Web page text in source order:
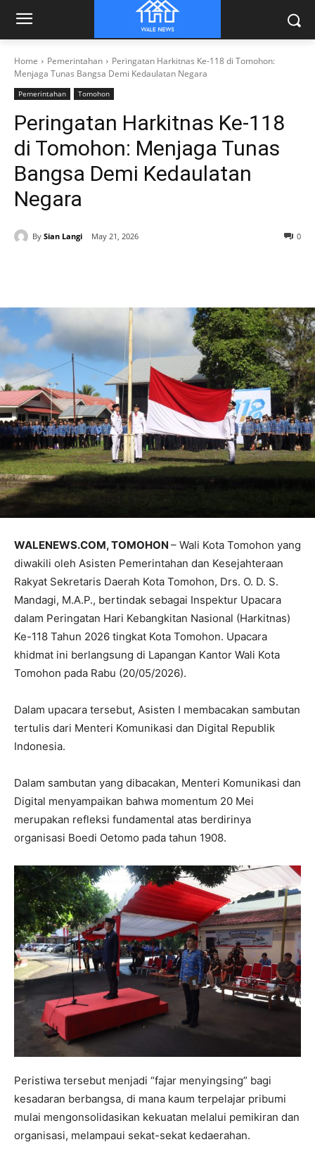
Home Pemerintahan
Peringatan Harkitnas Ke-118 di Tomohon:
Menjaga Tunas Bangsa Demi Kedaulatan Negara
Pemerintahan Tomohon
Peringatan Harkitnas Ke-118
di Tomohon: Menjaga Tunas
Bangsa Demi Kedaulatan
Negara
By Sian Langi May 21, 2026 0
WALENEWS.COM, TOMOHON – Wali Kota Tomohon yang
diwakili oleh Asisten Pemerintahan dan Kesejahteraan
Rakyat Sekretaris Daerah Kota Tomohon, Drs. O. D. S.
Mandagi, M.A.P., bertindak sebagai Inspektur Upacara
dalam Peringatan Hari Kebangkitan Nasional (Harkitnas)
Ke-118 Tahun 2026 tingkat Kota Tomohon. Upacara
khidmat ini berlangsung di Lapangan Kantor Wali Kota
Tomohon pada Rabu (20/05/2026).
Dalam upacara tersebut, Asisten I membacakan sambutan
tertulis dari Menteri Komunikasi dan Digital Republik
Indonesia.
Dalam sambutan yang dibacakan, Menteri Komunikasi dan
Digital menyampaikan bahwa momentum 20 Mei
merupakan refleksi fundamental atas berdirinya
organisasi Boedi Oetomo pada tahun 1908.
Peristiwa tersebut menjadi “fajar menyingsing” bagi
kesadaran berbangsa, di mana kaum terpelajar pribumi
mulai mengonsolidasikan kekuatan melalui pemikiran dan
organisasi, melampaui sekat-sekat kedaerahan.